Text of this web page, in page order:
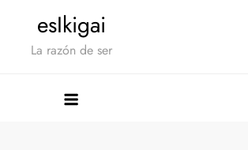
esIkigai
La razón de ser